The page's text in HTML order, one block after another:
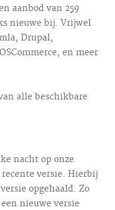
aanbod van 259
nieuwe bij. Vrijwel
Drupal,
en meer
alle beschikbare
nacht op onze
versie. Hierbij
opgehaald. Zo
nieuwe versie